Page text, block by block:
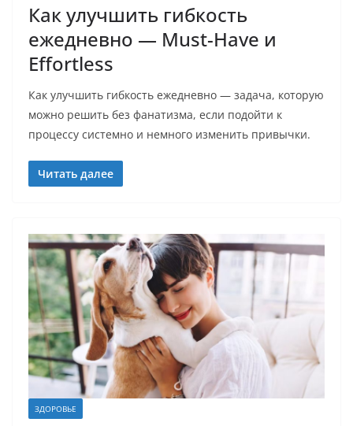
Как улучшить гибкость
ежедневно — Must-Have и
Effortless
Как улучшить гибкость ежедневно — задача, которую
можно решить без фанатизма, если подойти к
процессу системно и немного изменить привычки.
Читать далее
ЗДОРОВЬЕ